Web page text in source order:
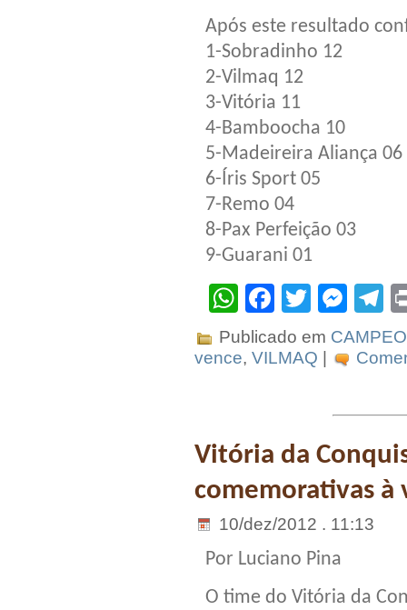
Após este resultado
1-Sobradinho 12
2-Vilmaq 12
3-Vitória 11
4-Bamboocha 10
5-Madeireira Aliança 06
6-Íris Sport 05
7-Remo 04
8-Pax Perfeição 03
9-Guarani 01
WhatsApp
Facebook
Twitter
Publicado em
vence, VILMAQ
Vitória da
comemorativas à
10/dez/2012 . 11:13
Por Luciano Pina
O time do Vitória da